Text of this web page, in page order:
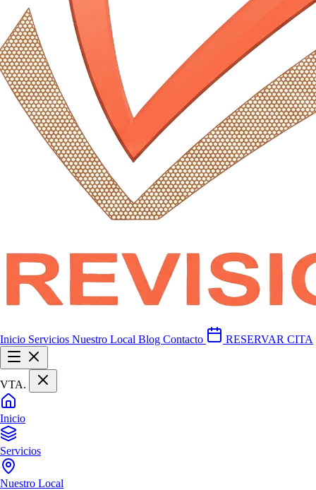
Inicio Servicios Nuestro Local Blog Contacto RESERVAR CITA
VTA.
Inicio
Servicios
Nuestro Local